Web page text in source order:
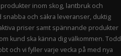
inom skog, lantbruk och
och säkra leveranser, duktig
priser samt spännande produkter
kund ska känna dig välkommen. Todd
och vi fyller varje vecka på med nya